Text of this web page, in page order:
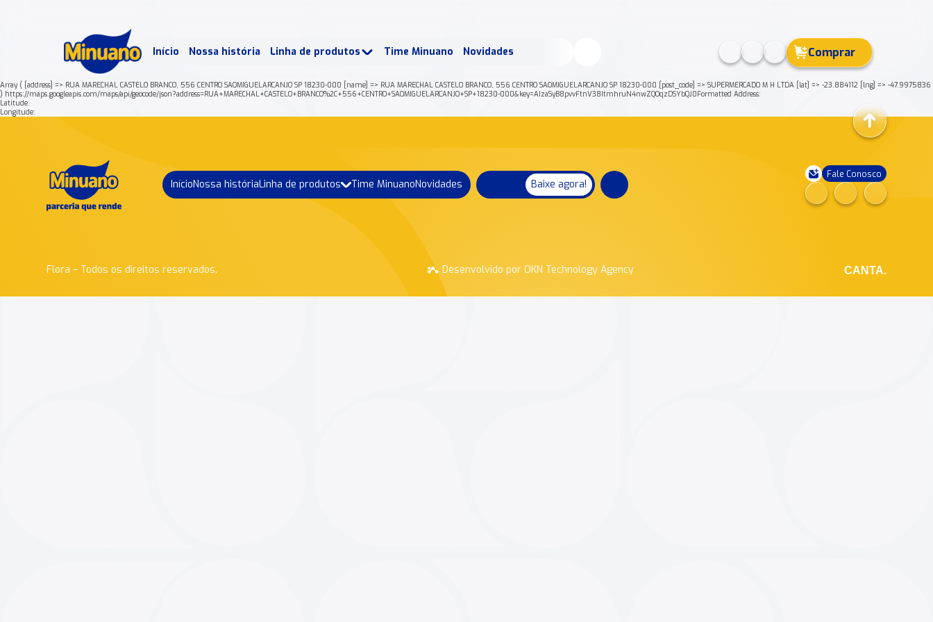
Início Nossa história Linha de produtos Time Minuano Novidades Comprar
Array ( [address] => RUA MARECHAL CASTELO BRANCO, 556 CENTRO SAOMIGUELARCANJO SP 18230-000 [name] => RUA MARECHAL CASTELO BRANCO, 556 CENTRO SAOMIGUELARCANJO SP 18230-000 [post_code] => SUPERMERCADO M H LTDA [lat] => -23.884112 [lng] => -47.9975836
) https://maps.googleapis.com/maps/api/geocode/json?address=RUA+MARECHAL+CASTELO+BRANCO%2C+556+CENTRO+SAOMIGUELARCANJO+SP+18230-000&key=AIzaSyB8pvvFtnV38ItmhruN4nwZQOqzDSYbQJ0Formatted Address:
Latitude:
Longitude:
InícioNossa históriaLinha de produtos Time MinuanoNovidades Baixe agora!
Fale Conosco
Flora – Todos os direitos reservados. Desenvolvido por OKN Technology Agency CANTA.